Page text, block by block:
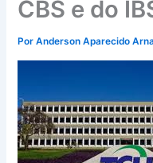
CBS e do
PorAnderson Aparecido